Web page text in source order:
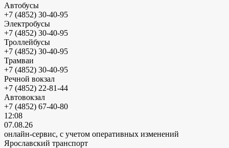
Автобусы
+7 (4852) 30-40-95
Электробусы
+7 (4852) 30-40-95
Троллейбусы
+7 (4852) 30-40-95
Трамваи
+7 (4852) 30-40-95
Речной вокзал
+7 (4852) 22-81-44
Автовокзал
+7 (4852) 67-40-80
12:08
07.08.26
онлайн-сервис, с учетом оперативных изменений
Ярославский транспорт